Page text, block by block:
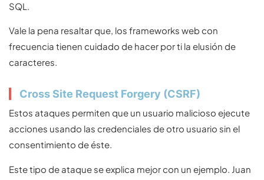
SQL.
Vale la pena resaltar que, los frameworks web con
frecuencia tienen cuidado de hacer por ti la elusión de
caracteres.
Cross Site Request Forgery (CSRF)
Estos ataques permiten que un usuario malicioso ejecute
acciones usando las credenciales de otro usuario sin el
consentimiento de éste.
Este tipo de ataque se explica mejor con un ejemplo. Juan